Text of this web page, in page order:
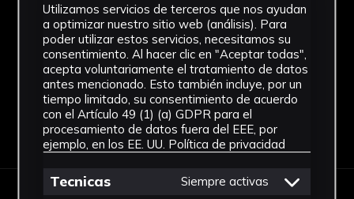
Impresión digital
Ver más
Descargar Ficha
Utilizamos servicios de terceros que nos ayudan
a optimizar nuestro sitio web (análisis). Para
poder utilizar estos servicios, necesitamos su
consentimiento. Al hacer clic en "Aceptar todas",
acepta voluntariamente el tratamiento de datos
antes mencionado. Esto también incluye, por un
tiempo limitado, su consentimiento de acuerdo
con el Artículo 49 (1) (a) GDPR para el
procesamiento de datos fuera del EEE, por
ejemplo, en los EE. UU. Política de privacidad
Tecnicas Siempre activas